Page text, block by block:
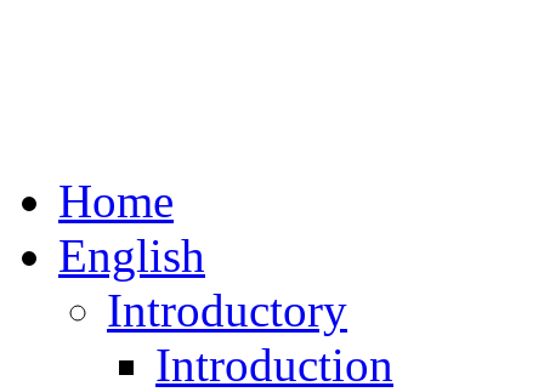
Home
English
Introductory
Introduction